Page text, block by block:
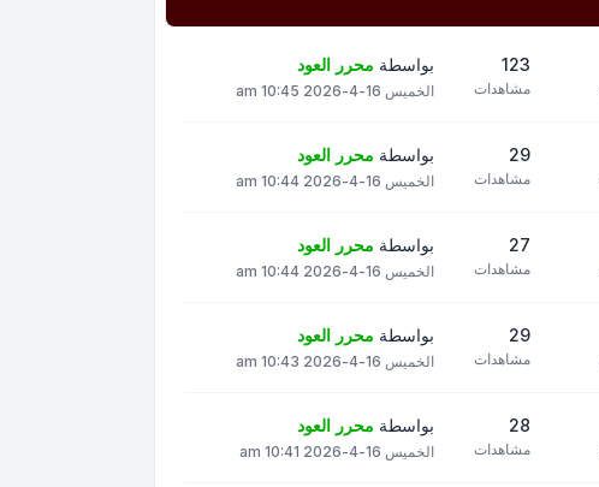
123
مشاهدات
بواسطة محرر العود
الخميس 16-4-2026 10:45 am
29
مشاهدات
بواسطة محرر العود
الخميس 16-4-2026 10:44 am
27
مشاهدات
بواسطة محرر العود
الخميس 16-4-2026 10:44 am
29
مشاهدات
بواسطة محرر العود
الخميس 16-4-2026 10:43 am
28
مشاهدات
بواسطة محرر العود
الخميس 16-4-2026 10:41 am